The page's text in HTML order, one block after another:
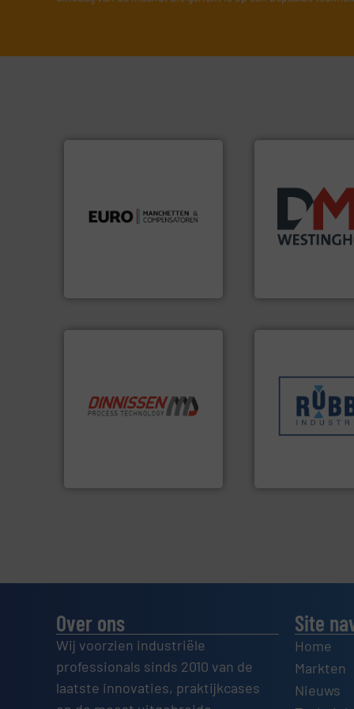
dan dertig jaar actief op het
gebied van flexibele
plastic-, (petro)
farmaceutische,
mineralen-,
biomassa
Meer info ➜
stortgoedtechnologie.
Trusted by the best”.Meer
info ➜
verpakking- en
klanten in
sectoren hebben
Over ons
Wij voorzien industriële
professionals sinds 2010 van de
laatste innovaties, praktijkcases
Site
Home
Markten
Nieuws